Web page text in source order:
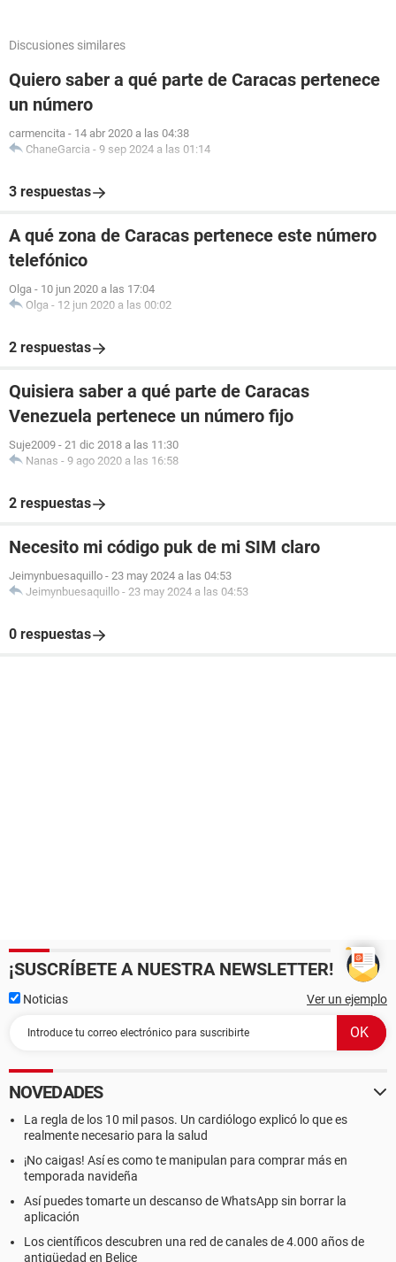
Discusiones similares
Quiero saber a qué parte de Caracas pertenece
un número
carmencita - 14 abr 2020 a las 04:38
ChaneGarcia - 9 sep 2024 a las 01:14
3 respuestas
A qué zona de Caracas pertenece este número
telefónico
Olga - 10 jun 2020 a las 17:04
Olga - 12 jun 2020 a las 00:02
2 respuestas
Quisiera saber a qué parte de Caracas
Venezuela pertenece un número fijo
Suje2009 - 21 dic 2018 a las 11:30
Nanas - 9 ago 2020 a las 16:58
2 respuestas
Necesito mi código puk de mi SIM claro
Jeimynbuesaquillo - 23 may 2024 a las 04:53
Jeimynbuesaquillo - 23 may 2024 a las 04:53
0 respuestas
¡SUSCRÍBETE A NUESTRA NEWSLETTER!
Noticias Ver un ejemplo
NOVEDADES
La regla de los 10 mil pasos. Un cardiólogo explicó lo que es
realmente necesario para la salud
¡No caigas! Así es como te manipulan para comprar más en
temporada navideña
Así puedes tomarte un descanso de WhatsApp sin borrar la
aplicación
Los científicos descubren una red de canales de 4.000 años de
antigüedad en Belice